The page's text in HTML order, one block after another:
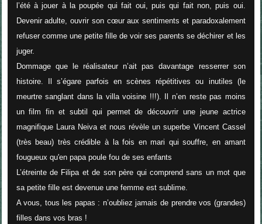
l’été à jouer à la poupée qui fait oui, puis qui fait non, puis oui.
Devenir adulte, ouvrir son cœur aux sentiments et paradoxalement
refuser comme une petite fille de voir ses parents se déchirer et les
juger.
Dommage que le réalisateur n’ait pas davantage resserrer son
histoire. Il s’égare parfois en scènes répétitives ou inutiles (le
meurtre sanglant dans la villa voisine !!!). Il n’en reste pas moins
un film fin et subtil qui permet de découvrir une jeune actrice
magnifique Laura Neiva et nous révèle un superbe Vincent Cassel
(très beau) très crédible à la fois en mari qui souffre, en amant
fougueux qu'en papa poule fou de ses enfants
L’étreinte de Filipa et de son père qui comprend sans un mot que
sa petite fille est devenue une femme est sublime.
A vous, tous les papas : n’oubliez jamais de prendre vos (grandes)
filles dans vos bras !